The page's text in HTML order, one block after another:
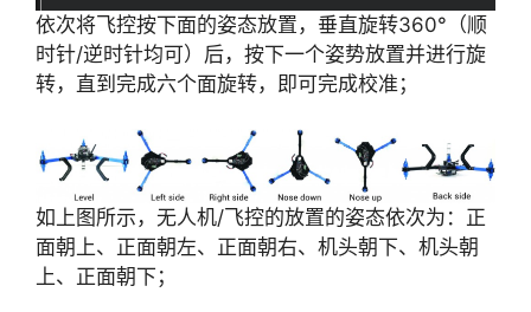
依次将飞控按下面的姿态放置，垂直旋转360°（顺
时针/逆时针均可）后，按下一个姿势放置并进行旋
转，直到完成六个面旋转，即可完成校准；
如上图所示，无人机/飞控的放置的姿态依次为：正
面朝上、正面朝左、正面朝右、机头朝下、机头朝
上、正面朝下；